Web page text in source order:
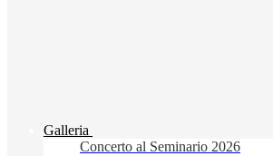
Galleria
Concerto al Seminario 2026